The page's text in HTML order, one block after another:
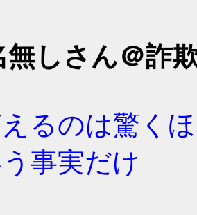
無しさん＠詐
るのは驚く
事実だけ